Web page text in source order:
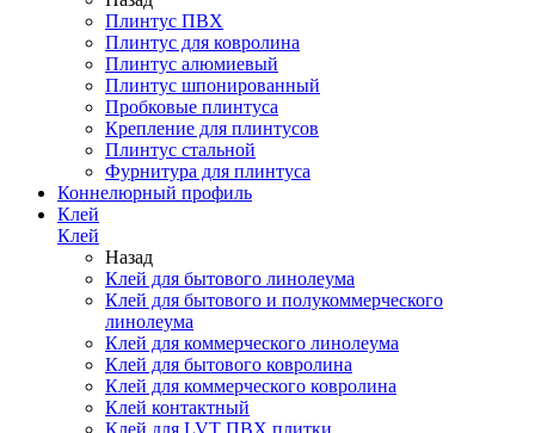
Плинтус ПВХ
Плинтус для ковролина
Плинтус алюмиевый
Плинтус шпонированный
Пробковые плинтуса
Крепление для плинтусов
Плинтус стальной
Фурнитура для плинтуса
Коннелюрный профиль
Клей
Клей
Назад
Клей для бытового линолеума
Клей для бытового и полукоммерческого
линолеума
Клей для коммерческого линолеума
Клей для бытового ковролина
Клей для коммерческого ковролина
Клей контактный
Клей для LVT ПВХ плитки